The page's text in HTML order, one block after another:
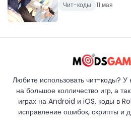
Чит-коды 11 мая
Любите использовать чит-коды?
на большое колличество игр, а
играх на Android и iOS, коды в
исправление ошибок, скрипты и